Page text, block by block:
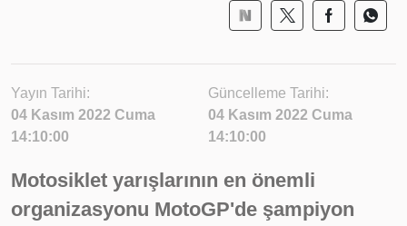
Yayın Tarihi:
04 Kasım 2022 Cuma
14:10:00
Güncelleme Tarihi:
04 Kasım 2022 Cuma
14:10:00
Motosiklet yarışlarının en önemli
organizasyonu MotoGP'de şampiyon